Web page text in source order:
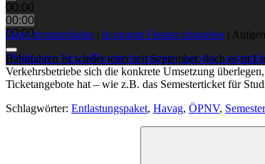
00:00
00:00
00:00
Pfeiltasten Hoch/Runter benutzen, um die
Datei herunterladen | In neuem Fenster abspielen |
Bahnfahren ist wieder teuer seit September, doch es ist
Verkehrsbetriebe sich die konkrete Umsetzung
Ticketangebote hat – wie z.B. das Semesterticket für
Schlagwörter: Entlastungspaket, Havag, ÖPNV,